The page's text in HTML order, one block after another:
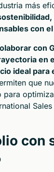
más
con
con
en
ideal
que
para
con